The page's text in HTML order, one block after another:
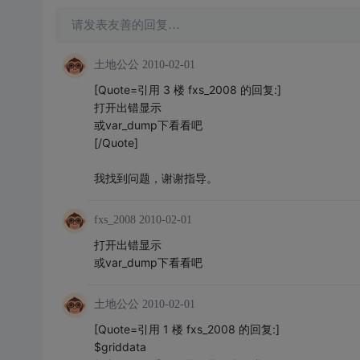
请发表友善的回复…
土地公公 2010-02-01
[Quote=引用 3 楼 fxs_2008 的回复:]
打开出错显示
或var_dump下看看吧
[/Quote]
我找到问题，谢谢指导。
fxs_2008 2010-02-01
打开出错显示
或var_dump下看看吧
土地公公 2010-02-01
[Quote=引用 1 楼 fxs_2008 的回复:]
$griddata